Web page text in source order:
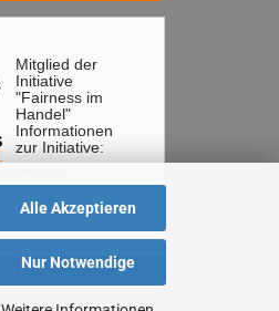
Alle Akzeptieren
Nur Notwendige
Mitglied der
Initiative
"Fairness im
Handel"
Informationen
zur Initiative: